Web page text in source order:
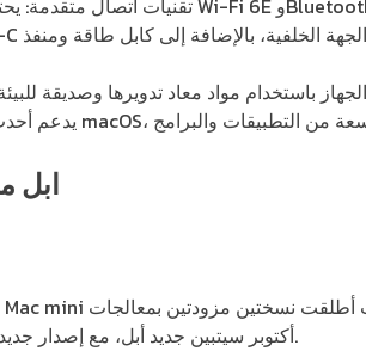
أكتوبر سيتبين جديد أبل، مع إصدار جديد، وبتصنيف يشمله تحديث الشركة العملاقة.